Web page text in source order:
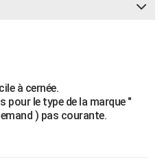
à cernée.
pour le type de la marque "
) pas courante.